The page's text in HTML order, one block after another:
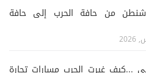
من حافة الحرب إلى حافة